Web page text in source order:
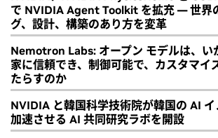
で NVIDIA Agent Toolkit を拡充 ― 世界
グ、設計、構築のあり方を変革
Nemotron Labs: オープン モデルは、い
家に信頼でき、制御可能で、カスタマイ
たらすのか
NVIDIA と韓国科学技術院が韓国の AI
加速させる AI 共同研究ラボを開設